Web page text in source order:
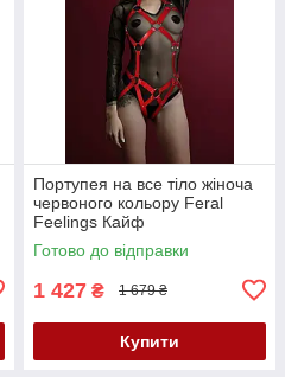
Портупея на все тіло жіноча
червоного кольору Feral
Feelings Кайф
Готово до відправки
1 427 ₴ 1 679 ₴
Купити